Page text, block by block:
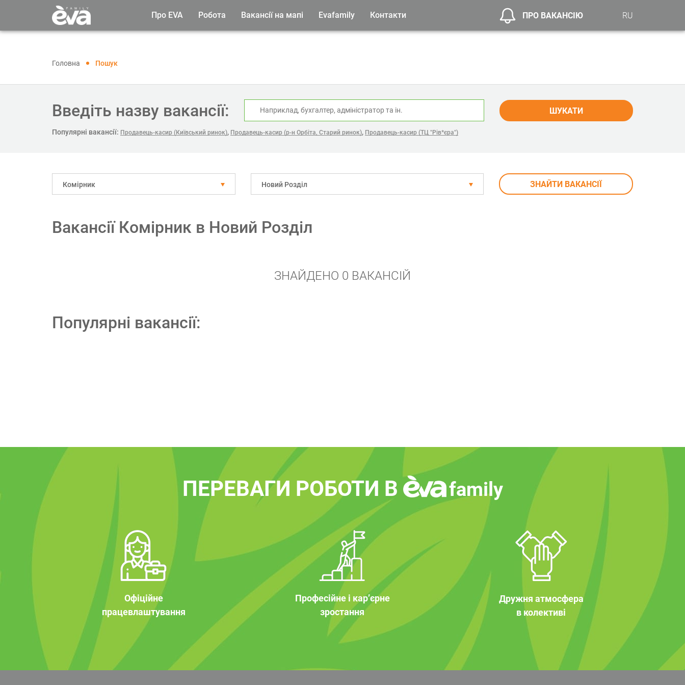
Про EVA Робота Вакансії на мапі Evafamily Контакти ПРО ВАКАНСІЮ RU
Головна Пошук
Введіть назву вакансії: ШУКАТИ
Популярні вакансії: Продавець-касир (Київський ринок), Продавець-касир (р-н Орбіта, Старий ринок), Продавець-касир (ТЦ "Рів*єра")
Комірник Новий Розділ ЗНАЙТИ ВАКАНСІЇ
Вакансії Комірник в Новий Розділ
ЗНАЙДЕНО 0 ВАКАНСІЙ
Популярні вакансії:
ПЕРЕВАГИ РОБОТИ В family
Офіційне
працевлаштування
Професійне і кар’єрне
зростання
Дружня атмосфера
в колективі